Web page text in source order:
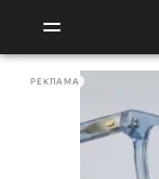
РЕКЛАМА